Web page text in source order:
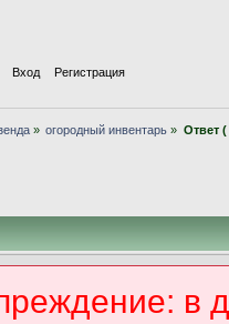
Вход Регистрация
» огородный инвентарь » Ответ (
в